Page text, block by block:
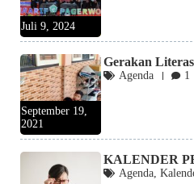
Juli 9, 2024
September 19,
2021
Gerakan
Agenda 1
KALENDER
Agenda